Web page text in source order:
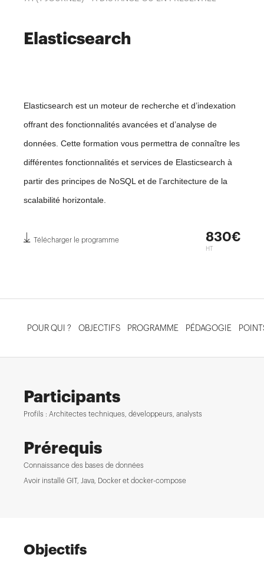
Elasticsearch
Elasticsearch est un moteur de recherche et d’indexation
offrant des fonctionnalités avancées et d’analyse de
données. Cette formation vous permettra de connaître les
différentes fonctionnalités et services de Elasticsearch à
partir des principes de NoSQL et de l’architecture de la
scalabilité horizontale.
Télécharger le programme 830€
HT
POUR QUI ? OBJECTIFS PROGRAMME PÉDAGOGIE
Participants
Profils : Architectes techniques, développeurs, analysts
Prérequis
Connaissance des bases de données
Avoir installé GIT, Java, Docker et docker-compose
Objectifs